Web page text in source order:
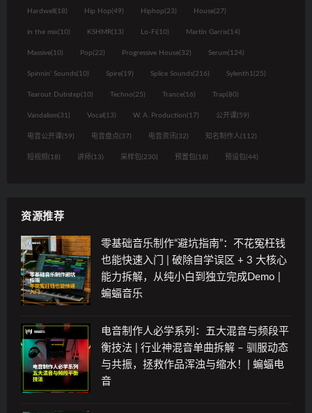
Hardwell (18) Hip Hop(49) Hiphop(23) House(27)
in the mix(10) KSHMR(13) Lo-Fi(10) Martin Garrix(14)
Massive(10) Pop(22) Progressive House(32) Serum(124)
Spinnin' Sounds(10) Spire(19) Splice Sounds(216) Sylenth1(25)
Tearout Dubstep(10) Techno(25) Trance(16) Trap(80)
Vandalism(31) Vocal (13) W. A. Production(17) 公开课(59)
电音公开课(59) 电音盘点(37) 电音资讯(32) 知名制作人(112)
短视频 (18) 讲师(13) 采样包(230) 预置包(18) 预设包(44)
资源推荐
零基础音乐制作“避坑指南”：不花冤枉钱
也能快速入门 | 破除自学误区 + 3 大核心
能力拆解，从纯小白到独立完成Demo |
蝙蝠音乐
电音制作人必学系列：五大混音与频段平
衡技法 | 行业神混音单曲拆解 – 驯服动态
与共振，拯救作品浑浊与缩水！| 蝙蝠电
音